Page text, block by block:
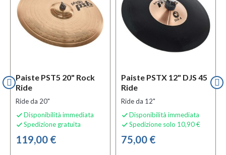
Paiste PST5 20" Rock
Ride
Ride da 20"
 Disponibilità immediata
 Spedizione gratuita
119,00 €
Paiste PSTX 12" DJS 45
Ride
Ride da 12"
 Disponibilità immediata
 Spedizione solo 10,90 €
75,00 €